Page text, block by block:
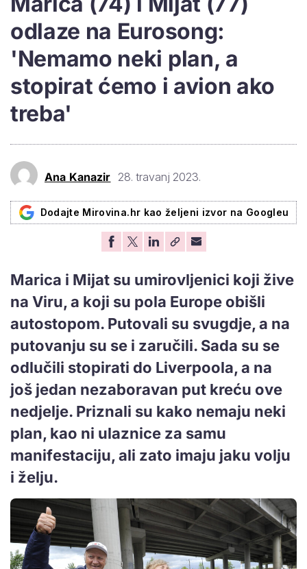
odlaze na Eurosong:
'Nemamo neki plan, a
stopirat ćemo i avion ako
treba'
Ana Kanazir 28. travanj 2023.
Dodajte Mirovina.hr kao željeni izvor na Googleu
Marica i Mijat su umirovljenici koji žive
na Viru, a koji su pola Europe obišli
autostopom. Putovali su svugdje, a na
putovanju su se i zaručili. Sada su se
odlučili stopirati do Liverpoola, a na
još jedan nezaboravan put kreću ove
nedjelje. Priznali su kako nemaju neki
plan, kao ni ulaznice za samu
manifestaciju, ali zato imaju jaku volju
i želju.